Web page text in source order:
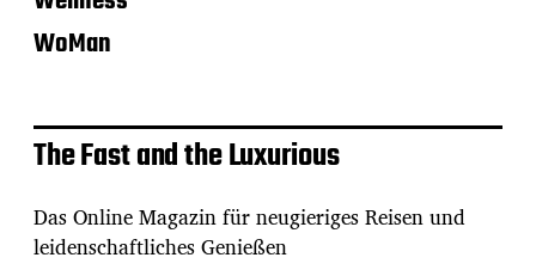
WoMan
The Fast and the Luxurious
Das Online Magazin für neugieriges Reisen und
leidenschaftliches Genießen